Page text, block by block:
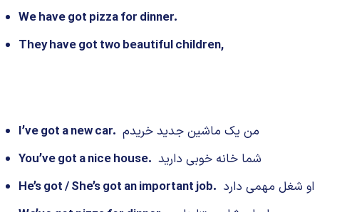
We have got pizza for dinner.
They have got two beautiful children,
I’ve got a new car. من یک ماشین جدید خریدم
You’ve got a nice house. شما خانه خوبی دارید
He’s got / She’s got an important job. او شغل مهمی دارد